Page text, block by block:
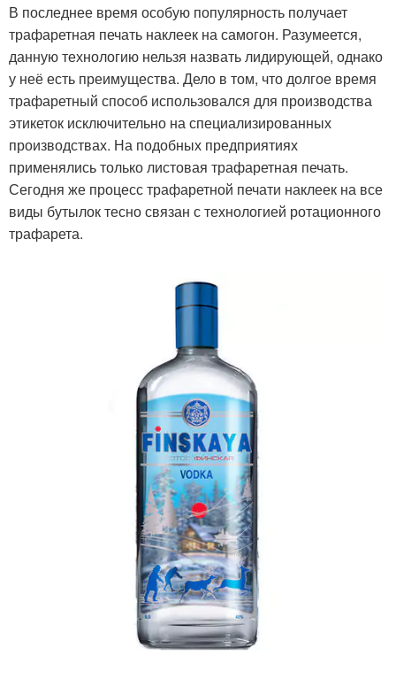
В последнее время особую популярность получает
трафаретная печать наклеек на самогон. Разумеется,
данную технологию нельзя назвать лидирующей, однако
у неё есть преимущества. Дело в том, что долгое время
трафаретный способ использовался для производства
этикеток исключительно на специализированных
производствах. На подобных предприятиях
применялись только листовая трафаретная печать.
Сегодня же процесс трафаретной печати наклеек на все
виды бутылок тесно связан с технологией ротационного
трафарета.